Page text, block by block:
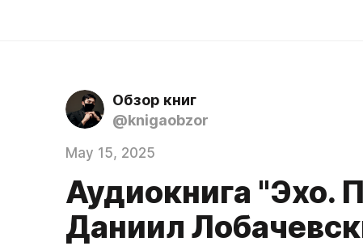
Обзор книг
@knigaobzor
May 15, 2025
Аудиокнига "Эхо.
Даниил